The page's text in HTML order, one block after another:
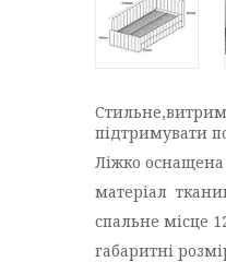
підтримувати
Ліжко
матеріал
спальне місце
габаритні